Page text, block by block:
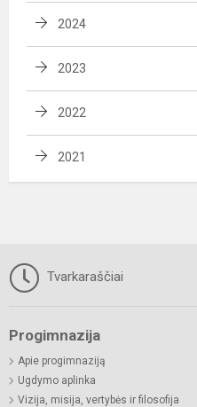
2024
2023
2022
2021
Tvarkaraščiai
Progimnazija
Apie progimnaziją
Ugdymo aplinka
Vizija, misija, vertybės ir filosofija